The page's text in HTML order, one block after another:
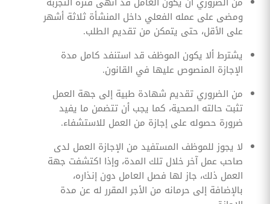
ومضى على عمله الفعلي داخل المنشأة ثلاثة أشهر
على الأقل، حتى يتمكن من تقديم الطلب.
يشترط ألا يكون الموظف قد استنفد كامل مدة
الإجازة المنصوص عليها في القانون.
من الضروري تقديم شهادة طبية إلى جهة العمل
تثبت حالته الصحية، كما يجب أن تتضمن ما يفيد
ضرورة حصوله على إجازة من العمل للاستشفاء.
لا يجوز للموظف المستفيد من الإجازة العمل لدى
صاحب عمل آخر خلال تلك المدة، وإذا اكتشفت جهة
العمل ذلك، جاز لها فصل العامل دون إنذاره،
بالإضافة إلى حرمانه من الأجر المقرر له عن مدة